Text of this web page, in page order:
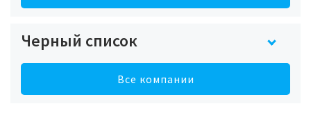
Черный список
Все компании